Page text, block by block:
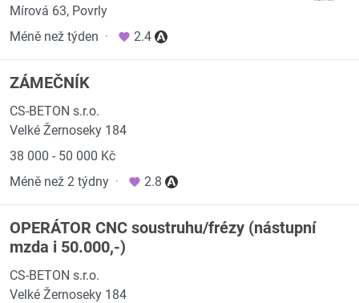
Mírová 63, Povrly
Méně než týden · 2.4
ZÁMEČNÍK
CS-BETON s.r.o.
Velké Žernoseky 184
38 000 - 50 000 Kč
Méně než 2 týdny · 2.8
OPERÁTOR CNC soustruhu/frézy (nástupní
mzda i 50.000,-)
CS-BETON s.r.o.
Velké Žernoseky 184